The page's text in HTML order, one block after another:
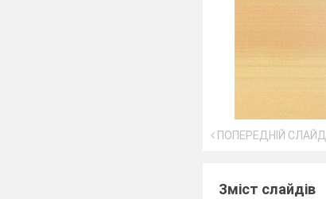
ПОПЕРЕДНІЙ СЛАЙД
Зміст слайдів